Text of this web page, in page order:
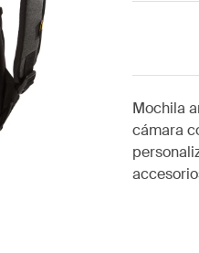
Mochila
cámara